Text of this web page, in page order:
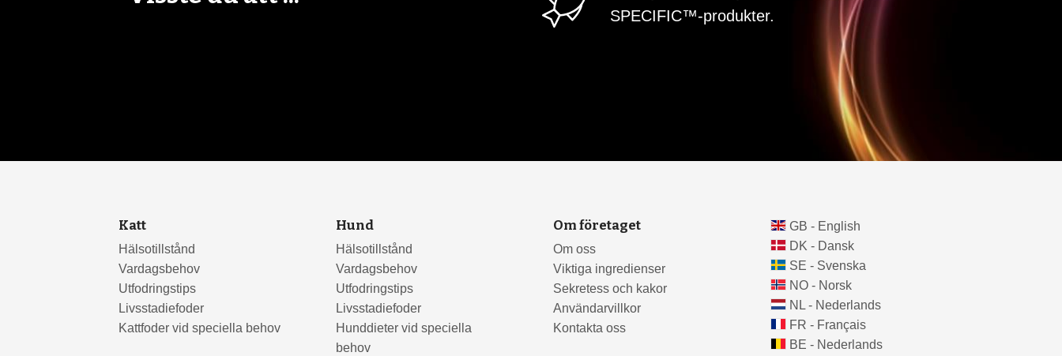
SPECIFIC™-produkter.
Katt
Hälsotillstånd
Vardagsbehov
Utfodringstips
Livsstadiefoder
Kattfoder vid speciella behov
Hund
Hälsotillstånd
Vardagsbehov
Utfodringstips
Livsstadiefoder
Hunddieter vid speciella
behov
Om företaget
Om oss
Viktiga ingredienser
Sekretess och kakor
Användarvillkor
Kontakta oss
GB - English
DK - Dansk
SE - Svenska
NO - Norsk
NL - Nederlands
FR - Français
BE - Nederlands